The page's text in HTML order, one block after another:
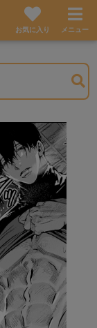
お気に入り メニュー